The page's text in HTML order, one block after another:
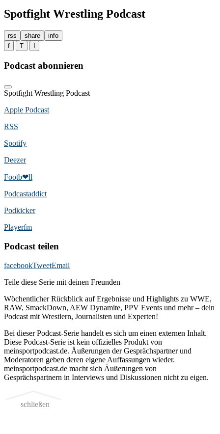
Spotfight Wrestling Podcast
rss share
info
f
T
Podcast abonnieren
Spotfight Wrestling Podcast
Apple Podcast
RSS
Spotify
Deezer
Footb❤ll
Podcast­addict
Podkicker
Playerfm
Podcast teilen
facebookTweetEmail
Teile diese Serie mit deinen Freunden
Wöchentlicher Rückblick auf Ergebnisse und Highlights zu WWE,
RAW, SmackDown, AEW Dynamite, PPV Events und mehr – dein
Podcast mit Wrestlern, Journalisten und Experten!
Bei dieser Podcast-Serie handelt es sich um einen externen Inhalt.
Diese Podcast-Serie ist kein offizielles Produkt von
meinsportpodcast.de. Äußerungen der Gesprächspartner und
Moderatoren geben deren eigene Auffassungen wieder.
meinsportpodcast.de macht sich Äußerungen von
Gesprächspartnern in Interviews und Diskussionen nicht zu eigen.
schließen